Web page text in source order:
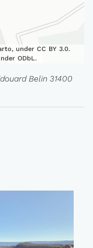
under CC BY 3.0.
ODbL.
Belin 31400